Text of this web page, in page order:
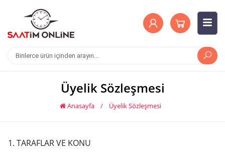
Üyelik Sözleşmesi
Anasayfa / Üyelik Sözleşmesi
1. TARAFLAR VE KONU